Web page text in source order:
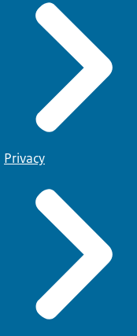
Privacy